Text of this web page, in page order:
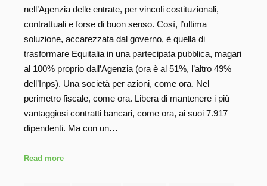
nell’Agenzia delle entrate, per vincoli costituzionali,
contrattuali e forse di buon senso. Così, l’ultima
soluzione, accarezzata dal governo, è quella di
trasformare Equitalia in una partecipata pubblica, magari
al 100% proprio dall’Agenzia (ora è al 51%, l’altro 49%
dell’Inps). Una società per azioni, come ora. Nel
perimetro fiscale, come ora. Libera di mantenere i più
vantaggiosi contratti bancari, come ora, ai suoi 7.917
dipendenti. Ma con un…
Read more